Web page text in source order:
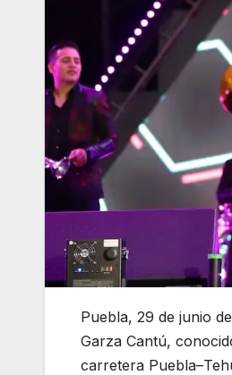
Puebla, 29 de junio
Garza Cantú,
carretera